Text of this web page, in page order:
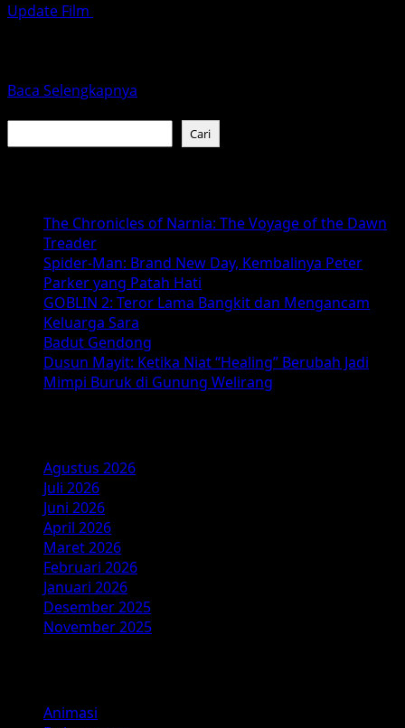
Update Film
Baca Selengkapnya
Ku
(2026):
Visinema
dan
Pritagita
Arianegara
yang
Menggetarkan
Hati
Cari
The Chronicles of Narnia: The Voyage of the Dawn
Treader
Spider-Man: Brand New Day, Kembalinya Peter
Parker yang Patah Hati
GOBLIN 2: Teror Lama Bangkit dan Mengancam
Keluarga Sara
Badut Gendong
Dusun Mayit: Ketika Niat “Healing” Berubah Jadi
Mimpi Buruk di Gunung Welirang
Agustus 2026
Juli 2026
Juni 2026
April 2026
Maret 2026
Februari 2026
Januari 2026
Desember 2025
November 2025
Animasi